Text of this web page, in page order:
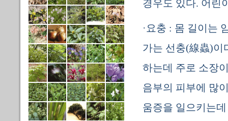
경우도 있다. 어린
·요충 : 몸 길이는
가는 선충(線蟲)이
하는데 주로 소장
음부의 피부에 많
움증을 일으키는